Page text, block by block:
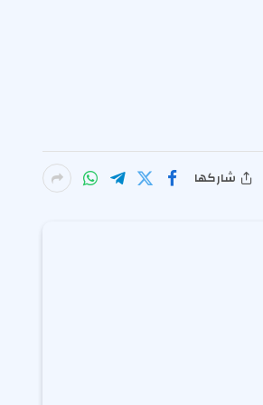
شاركها